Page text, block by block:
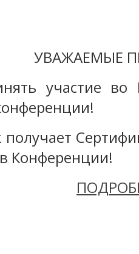
УВАЖАЕМЫЕ
участие во
Конференции!